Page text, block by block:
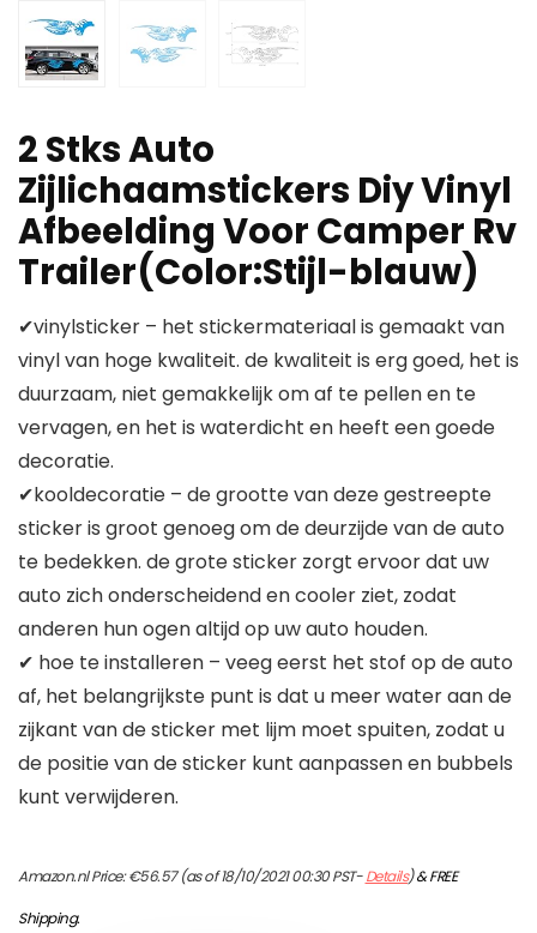
2 Stks Auto
Zijlichaamstickers Diy Vinyl
Afbeelding Voor Camper Rv
Trailer(Color:Stijl-blauw)
✔vinylsticker – het stickermateriaal is gemaakt van
vinyl van hoge kwaliteit. de kwaliteit is erg goed, het is
duurzaam, niet gemakkelijk om af te pellen en te
vervagen, en het is waterdicht en heeft een goede
decoratie.
✔kooldecoratie – de grootte van deze gestreepte
sticker is groot genoeg om de deurzijde van de auto
te bedekken. de grote sticker zorgt ervoor dat uw
auto zich onderscheidend en cooler ziet, zodat
anderen hun ogen altijd op uw auto houden.
✔ hoe te installeren – veeg eerst het stof op de auto
af, het belangrijkste punt is dat u meer water aan de
zijkant van de sticker met lijm moet spuiten, zodat u
de positie van de sticker kunt aanpassen en bubbels
kunt verwijderen.
Amazon.nl Price:€56.57(as of 18/10/2021 00:30 PST-Details)&FREE
Shipping.